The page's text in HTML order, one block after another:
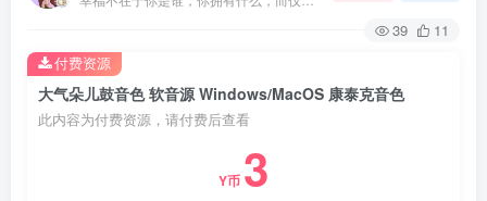
39 11
大气朵儿鼓音色 软音源 Windows/MacOS 康泰克音色
此内容为付费资源，请付费后查看
Y币 3
付费资源